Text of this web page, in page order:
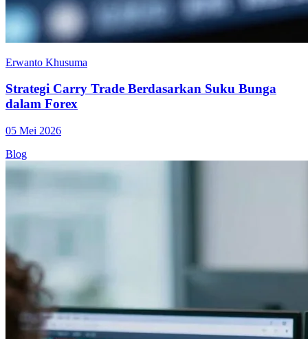
Erwanto Khusuma
Strategi Carry Trade Berdasarkan Suku Bunga
dalam Forex
05 Mei 2026
Blog